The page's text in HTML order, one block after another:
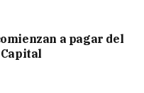
a pagar del